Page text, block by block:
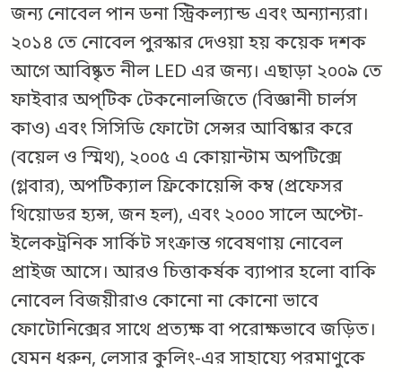
জন্য নোবেল পান ডনা স্ট্রিকল্যান্ড এবং অন্যান্যরা।
২০১৪ তে নোবেল পুরস্কার দেওয়া হয় কয়েক দশক
আগে আবিষ্কৃত নীল LED এর জন্য। এছাড়া ২০০৯ তে
ফাইবার অপ্‌টিক টেকনোলজিতে (বিজ্ঞানী চার্লস
কাও) এবং সিসিডি ফোটো সেন্সর আবিষ্কার করে
(বয়েল ও স্মিথ), ২০০৫ এ কোয়ান্টাম অপটিক্সে
(গ্লবার), অপটিক্যাল ফ্রিকোয়েন্সি কম্ব (প্রফেসর
থিয়োডর হ্যন্স, জন হল), এবং ২০০০ সালে অপ্টো-
ইলেকট্রনিক সার্কিট সংক্রান্ত গবেষণায় নোবেল
প্রাইজ আসে। আরও চিত্তাকর্ষক ব্যাপার হলো বাকি
নোবেল বিজয়ীরাও কোনো না কোনো ভাবে
ফোটোনিক্সের সাথে প্রত্যক্ষ বা পরোক্ষভাবে জড়িত।
যেমন ধরুন, লেসার কুলিং-এর সাহায্যে পরমাণুকে